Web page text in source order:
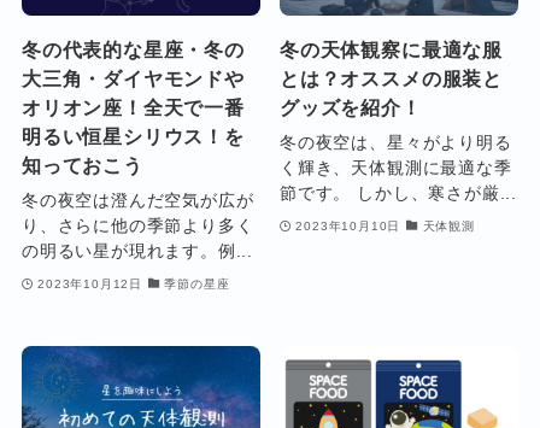
冬の代表的な星座・冬の
大三角・ダイヤモンドや
オリオン座！全天で一番
明るい恒星シリウス！を
知っておこう
冬の夜空は澄んだ空気が広が
り、さらに他の季節より多く
の明るい星が現れます。例...
2023年10月12日 季節の星座
冬の天体観察に最適な服
とは？オススメの服装と
グッズを紹介！
冬の夜空は、星々がより明る
く輝き、天体観測に最適な季
節です。 しかし、寒さが厳...
2023年10月10日 天体観測